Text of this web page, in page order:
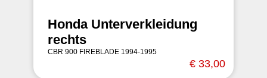
Honda Unterverkleidung
rechts
CBR 900 FIREBLADE 1994-1995
€ 33,00